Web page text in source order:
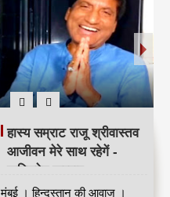
हास्य सम्राट राजू श्रीवास्तव
आजीवन मेरे साथ रहेगें -
कपिलदेव खरवार
मुंबई । हिन्दुस्तान की आवाज ।